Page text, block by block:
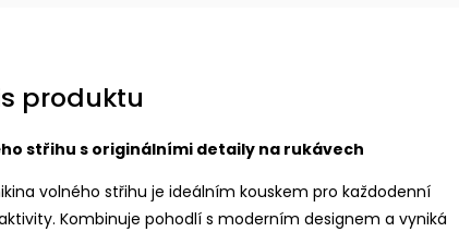
produktu
střihu s originálními detaily na rukávech
volného střihu je ideálním kouskem pro každodenní
Kombinuje pohodlí s moderním designem a vyniká